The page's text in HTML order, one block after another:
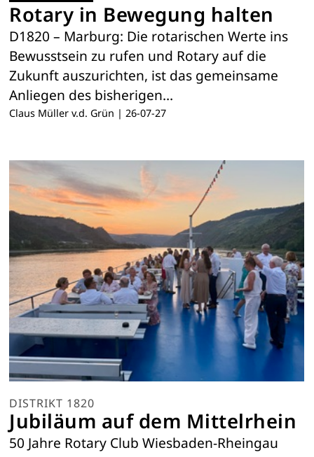
Rotary in Bewegung halten
D1820 – Marburg: Die rotarischen Werte ins
Bewusstsein zu rufen und Rotary auf die
Zukunft auszurichten, ist das gemeinsame
Anliegen des ­bisherigen…
Claus Müller v.d. Grün | 26-07-27
DISTRIKT 1820
Jubiläum auf dem Mittelrhein
50 Jahre Rotary Club Wiesbaden-Rheingau